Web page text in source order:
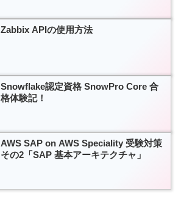
Zabbix APIの使用方法
Snowflake認定資格 SnowPro Core 合
格体験記！
AWS SAP on AWS Speciality 受験対策
その2「SAP 基本アーキテクチャ」